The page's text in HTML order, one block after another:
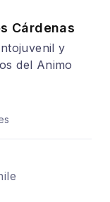
Cárdenas
y
del Animo